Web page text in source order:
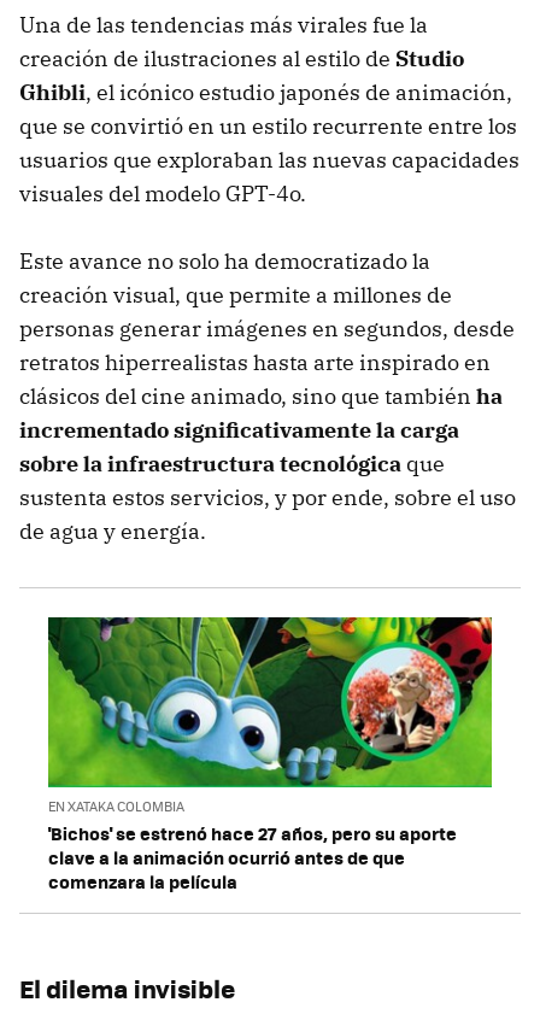
Una de las tendencias más virales fue la
creación de ilustraciones al estilo de Studio
Ghibli, el icónico estudio japonés de animación,
que se convirtió en un estilo recurrente entre los
usuarios que exploraban las nuevas capacidades
visuales del modelo GPT-4o.
Este avance no solo ha democratizado la
creación visual, que permite a millones de
personas generar imágenes en segundos, desde
retratos hiperrealistas hasta arte inspirado en
clásicos del cine animado, sino que también ha
incrementado significativamente la carga
sobre la infraestructura tecnológica que
sustenta estos servicios, y por ende, sobre el uso
de agua y energía.
EN XATAKA COLOMBIA
'Bichos' se estrenó hace 27 años, pero su aporte
clave a la animación ocurrió antes de que
comenzara la película
El dilema invisible